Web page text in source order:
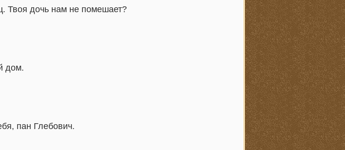
Твоя дочь нам не помешает?
дом.
пан Глебович.